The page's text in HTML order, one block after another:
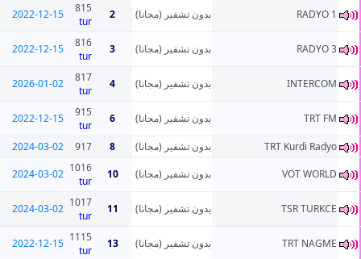
RADYO 1 بدون تشفير (مجانا) 2
815
tur
2022-12-15
RADYO 3 بدون تشفير (مجانا) 3
816
tur
2022-12-15
INTERCOM بدون تشفير (مجانا) 4
817
tur
2026-01-02
TRT FM بدون تشفير (مجانا) 6
915
tur
2022-12-15
TRT Kurdi Radyo بدون تشفير (مجانا) 8
917
2024-03-02
VOT WORLD
بدون تشفير (مجانا) 10
1016
tur
2024-03-02
TSR TURKCE بدون تشفير (مجانا) 11
1017
tur
2024-03-02
TRT NAGME بدون تشفير (مجانا) 13
1115
tur
2022-12-15